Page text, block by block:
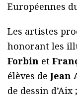
Européennes
Les artistes
honorant les
Forbin et
élèves de Jean
de dessin d’Aix ;